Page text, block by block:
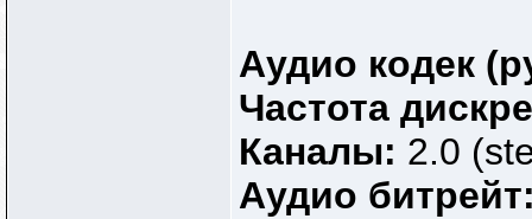
Аудио кодек
Частота
Каналы: 2.0
Аудио